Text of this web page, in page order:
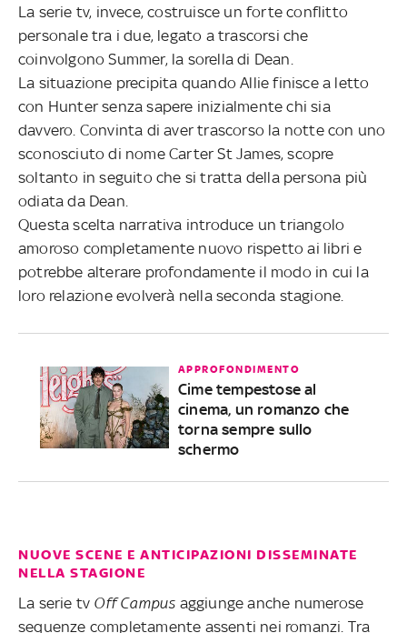
La serie tv, invece, costruisce un forte conflitto
personale tra i due, legato a trascorsi che
coinvolgono Summer, la sorella di Dean.
La situazione precipita quando Allie finisce a letto
con Hunter senza sapere inizialmente chi sia
davvero. Convinta di aver trascorso la notte con uno
sconosciuto di nome Carter St James, scopre
soltanto in seguito che si tratta della persona più
odiata da Dean.
Questa scelta narrativa introduce un triangolo
amoroso completamente nuovo rispetto ai libri e
potrebbe alterare profondamente il modo in cui la
loro relazione evolverà nella seconda stagione.
APPROFONDIMENTO
Cime tempestose al
cinema, un romanzo che
torna sempre sullo
schermo
NUOVE SCENE E ANTICIPAZIONI DISSEMINATE
NELLA STAGIONE
La serie tv Off Campus aggiunge anche numerose
sequenze completamente assenti nei romanzi. Tra